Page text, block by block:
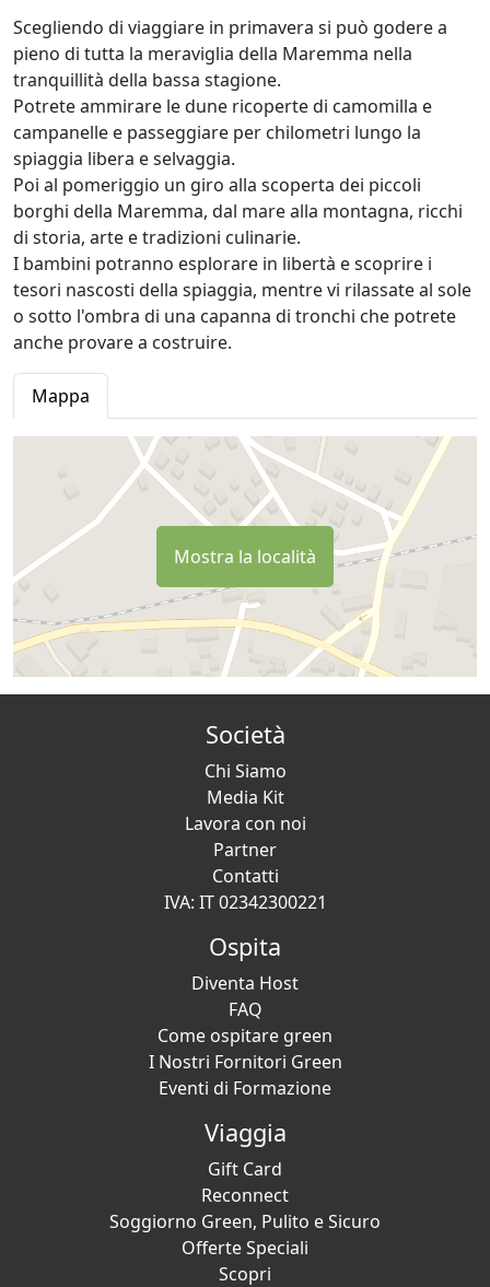
Scegliendo di viaggiare in primavera si può godere a
pieno di tutta la meraviglia della Maremma nella
tranquillità della bassa stagione.
Potrete ammirare le dune ricoperte di camomilla e
campanelle e passeggiare per chilometri lungo la
spiaggia libera e selvaggia.
Poi al pomeriggio un giro alla scoperta dei piccoli
borghi della Maremma, dal mare alla montagna, ricchi
di storia, arte e tradizioni culinarie.
I bambini potranno esplorare in libertà e scoprire i
tesori nascosti della spiaggia, mentre vi rilassate al sole
o sotto l'ombra di una capanna di tronchi che potrete
anche provare a costruire.
Mappa
Mostra la località
Società
Chi Siamo
Media Kit
Lavora con noi
Partner
Contatti
IVA: IT 02342300221
Ospita
Diventa Host
FAQ
Come ospitare green
I Nostri Fornitori Green
Eventi di Formazione
Viaggia
Gift Card
Reconnect
Soggiorno Green, Pulito e Sicuro
Offerte Speciali
Scopri